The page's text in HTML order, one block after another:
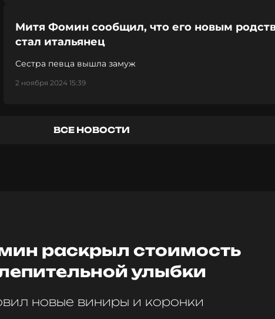
Митя Фомин сообщил, что его новым
стал итальянец
Сестра певца вышла замуж
2 ноября 2024 15:39
ВСЕ НОВОСТИ
раскрыл стоимость
улыбки
новые виниры и коронки